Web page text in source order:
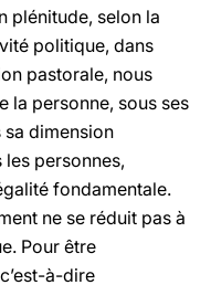
plénitude, selon la
politique, dans
pastorale, nous
la personne, sous ses
dimension
personnes,
fondamentale.
ne se réduit pas à
Pour être
à-dire